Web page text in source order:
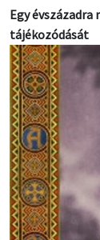
Egy
tájékozódását